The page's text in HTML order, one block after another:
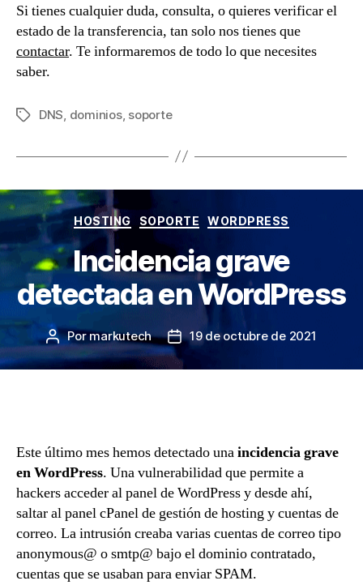
Si tienes cualquier duda, consulta, o quieres verificar el
estado de la transferencia, tan solo nos tienes que
contactar. Te informaremos de todo lo que necesites
saber.
Etiquetas
DNS, dominios, soporte
Categorías
HOSTING SOPORTE WORDPRESS
Incidencia grave
detectada en WordPress
Autor
de
la
Pormarkutech
Fecha
de
la
19 de octubre de 2021
Este último mes hemos detectado unaincidencia grave
en WordPress. Una vulnerabilidad que permite a
hackers acceder al panel de WordPress y desde ahí,
saltar al panel cPanel de gestión de hosting y cuentas de
correo. La intrusión creaba varias cuentas de correo tipo
anonymous@ o smtp@ bajo el dominio contratado,
cuentas que se usaban para enviar SPAM.